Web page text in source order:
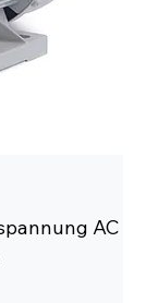
AC